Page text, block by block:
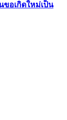
ขอเกิดใหม่เป็น